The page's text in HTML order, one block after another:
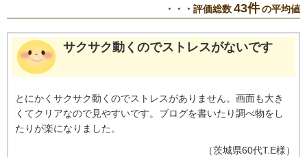
・・・評価総数43件の平均値
サクサク動くのでストレスがないです
とにかくサクサク動くのでストレスがありません。画面も大き
くてクリアなので見やすいです。ブログを書いたり調べ物をし
たりが楽になりました。
（茨城県60代T.E様）